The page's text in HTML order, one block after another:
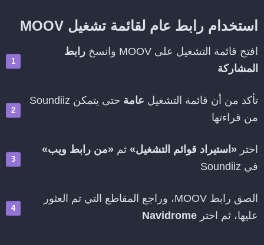
استخدام رابط عام لقائمة تشغيل MOOV
افتح قائمة التشغيل على MOOV وانسخ
رابط
المشاركة
تأكد من أن قائمة التشغيل عامة
حتى يتمكن Soundiiz
من قراءتها
اختر «استيراد قوائم التشغيل» ثم «من رابط ويب»
في Soundiiz
الصق رابط MOOV، وراجع المقاطع التي تم العثور
عليها، ثم اختر Navidrome